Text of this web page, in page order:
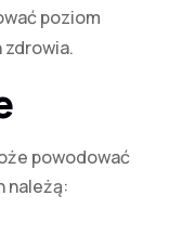
poziom
powodować
należą: